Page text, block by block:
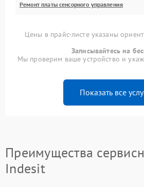
Ремонт платы сенсорного управления
Цены в прайс-листе указаны
Записывайтесь на
Мы проверим ваше устройство и
Показать все
Преимущества
Indesit